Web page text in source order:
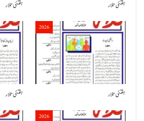
ہفتئی تلار ہفتئی تلار
ہفتئی تلار
2026
ہفتئی تلار
2026